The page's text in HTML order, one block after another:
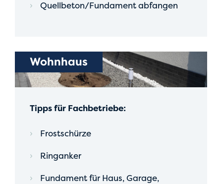
Quellbeton/Fundament abfangen
Wohnhaus
Tipps für Fachbetriebe:
Frostschürze
Ringanker
Fundament für Haus, Garage,